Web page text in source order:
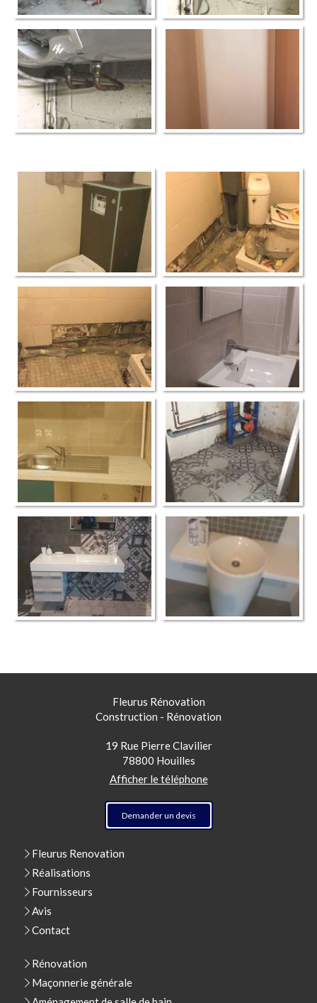
Fleurus Rénovation
Construction - Rénovation
19 Rue Pierre Clavilier
78800 Houilles
Afficher le téléphone
Demander un devis
Fleurus Renovation
Réalisations
Fournisseurs
Avis
Contact
Rénovation
Maçonnerie générale